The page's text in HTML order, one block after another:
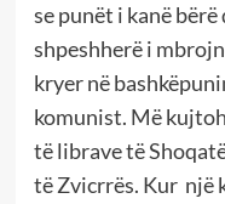
se punët i kanë
shpeshherë i
kryer në
komunist. Më
të librave të
të Zvicrrës. Kur një